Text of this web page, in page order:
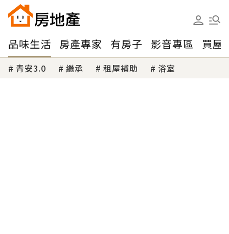
品味生活 房產專家 有房子 影音專區 買屋
青安3.0 繼承 租屋補助 浴室